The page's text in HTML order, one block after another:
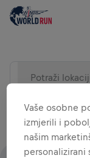
Potraži
Vaše osobne
izmjerili i
našim
personalizirani